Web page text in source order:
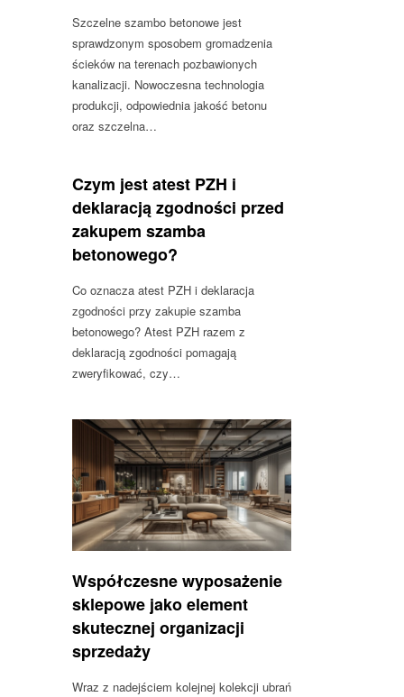
Szczelne szambo betonowe jest
sprawdzonym sposobem gromadzenia
ścieków na terenach pozbawionych
kanalizacji. Nowoczesna technologia
produkcji, odpowiednia jakość betonu
oraz szczelna…
Czym jest atest PZH i
deklaracją zgodności przed
zakupem szamba
betonowego?
Co oznacza atest PZH i deklaracja
zgodności przy zakupie szamba
betonowego? Atest PZH razem z
deklaracją zgodności pomagają
zweryfikować, czy…
Współczesne wyposażenie
sklepowe jako element
skutecznej organizacji
sprzedaży
Wraz z nadejściem kolejnej kolekcji ubrań